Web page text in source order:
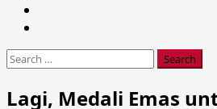
Search
Lagi, Medali Emas